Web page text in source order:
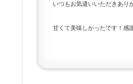
いつもお気遣いいただきあり
甘くて美味しかったです！感